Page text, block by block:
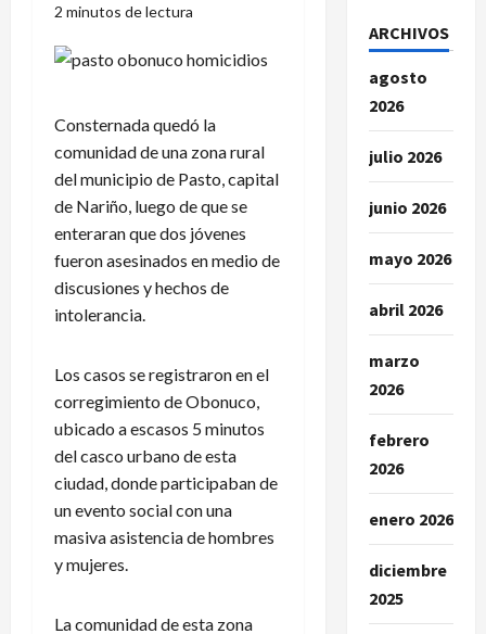
2 minutos de lectura
Consternada quedó la
comunidad de una zona rural
del municipio de Pasto, capital
de Nariño, luego de que se
enteraran que dos jóvenes
fueron asesinados en medio de
discusiones y hechos de
intolerancia.
Los casos se registraron en el
corregimiento de Obonuco,
ubicado a escasos 5 minutos
del casco urbano de esta
ciudad, donde participaban de
un evento social con una
masiva asistencia de hombres
y mujeres.
La comunidad de esta zona
ARCHIVOS
agosto
2026
julio 2026
junio 2026
mayo 2026
abril 2026
marzo
2026
febrero
2026
enero 2026
diciembre
2025